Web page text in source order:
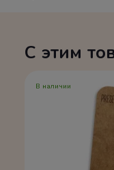
С этим
В наличии